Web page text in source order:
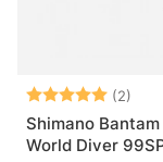
Betyg: (2)
Shimano Bantam
World Diver